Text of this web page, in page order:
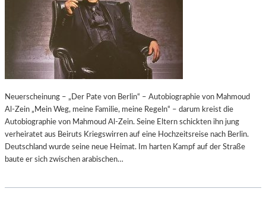
Neuerscheinung – „Der Pate von Berlin“ – Autobiographie von Mahmoud
Al-Zein „Mein Weg, meine Familie, meine Regeln“ – darum kreist die
Autobiographie von Mahmoud Al-Zein. Seine Eltern schickten ihn jung
verheiratet aus Beiruts Kriegswirren auf eine Hochzeitsreise nach Berlin.
Deutschland wurde seine neue Heimat. Im harten Kampf auf der Straße
baute er sich zwischen arabischen…